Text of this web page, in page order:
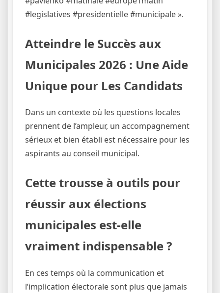
#legislatives #presidentielle #municipale ».
Atteindre le Succès aux
Municipales 2026 : Une Aide
Unique pour Les Candidats
Dans un contexte où les questions locales
prennent de l’ampleur, un accompagnement
sérieux et bien établi est nécessaire pour les
aspirants au conseil municipal.
Cette trousse à outils pour
réussir aux élections
municipales est-elle
vraiment indispensable ?
En ces temps où la communication et
l’implication électorale sont plus que jamais